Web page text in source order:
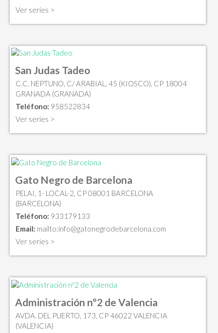
Ver series >
San Judas Tadeo
C.C. NEPTUNO, C/ ARABIAL, 45 (KIOSCO), CP 18004
GRANADA (GRANADA)
Teléfono: 958522834
Ver series >
Gato Negro de Barcelona
PELAI, 1- LOCAL-2, CP 08001 BARCELONA
(BARCELONA)
Teléfono: 933179133
Email: mailto:info@gatonegrodebarcelona.com
Ver series >
Administración nº2 de Valencia
AVDA. DEL PUERTO, 173, CP 46022 VALENCIA
(VALENCIA)